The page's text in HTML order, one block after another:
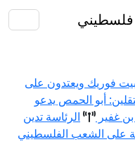
فلسطيني
فوريك ويعتدون على
أبو الحمص يدعو
غفير
الرئاسة تدين
على الشعب الفلسطيني